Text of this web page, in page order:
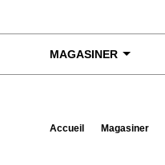
MAGASINER
Accueil Magasiner